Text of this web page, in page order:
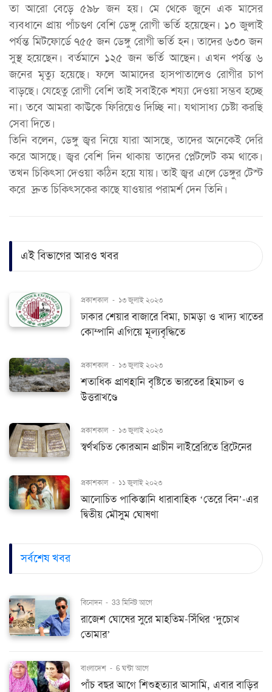
তা আরো বেড়ে ৫৯৮ জন হয়। মে থেকে জুনে এক মাসের
ব্যবধানে প্রায় পাঁচগুণ বেশি ডেঙ্গু রোগী ভর্তি হয়েছেন। ১০ জুলাই
পর্যন্ত মিটফোর্ডে ৭৫৫ জন ডেঙ্গু রোগী ভর্তি হন। তাদের ৬৩০ জন
সুস্থ হয়েছেন। বর্তমানে ১২৫ জন ভর্তি আছেন। এখন পর্যন্ত ৬
জনের মৃত্যু হয়েছে। ফলে আমাদের হাসপাতালেও রোগীর চাপ
বাড়ছে। যেহেতু রোগী বেশি তাই সবাইকে শয্যা দেওয়া সম্ভব হচ্ছে
না। তবে আমরা কাউকে ফিরিয়েও দিচ্ছি না। যথাসাধ্য চেষ্টা করছি
সেবা দিতে।
তিনি বলেন, ডেঙ্গু জ্বর নিয়ে যারা আসছে, তাদের অনেকেই দেরি
করে আসছে। জ্বর বেশি দিন থাকায় তাদের প্লেটলেট কম থাকে।
তখন চিকিৎসা দেওয়া কঠিন হয়ে যায়। তাই জ্বর এলে ডেঙ্গুর টেস্ট
করে দ্রুত চিকিৎসকের কাছে যাওয়ার পরামর্শ দেন তিনি।
এই বিভাগের আরও খবর
প্রকাশকাল - ১৩ জুলাই ২০২৩
ঢাকার শেয়ার বাজারে বিমা, চামড়া ও খাদ্য খাতের
কোম্পানি এগিয়ে মূল্যবৃদ্ধিতে
প্রকাশকাল - ১৩ জুলাই ২০২৩
শতাধিক প্রাণহানি বৃষ্টিতে ভারতের হিমাচল ও
উত্তরাখণ্ডে
প্রকাশকাল - ১৩ জুলাই ২০২৩
স্বর্ণখচিত কোরআন প্রাচীন লাইব্রেরিতে ব্রিটেনের
প্রকাশকাল - ১১ জুলাই ২০২৩
আলোচিত পাকিস্তানি ধারাবাহিক ‘তেরে বিন’-এর
দ্বিতীয় মৌসুম ঘোষণা
সর্বশেষ খবর
বিনোদন - 33 মিনিট আগে
রাজেশ ঘোষের সুরে মাহতিম-সিঁথির ‘দুচোখ
তোমার’
বাংলাদেশ - 6 ঘন্টা আগে
পাঁচ বছর আগে শিশুহত্যার আসামি, এবার বাড়ির